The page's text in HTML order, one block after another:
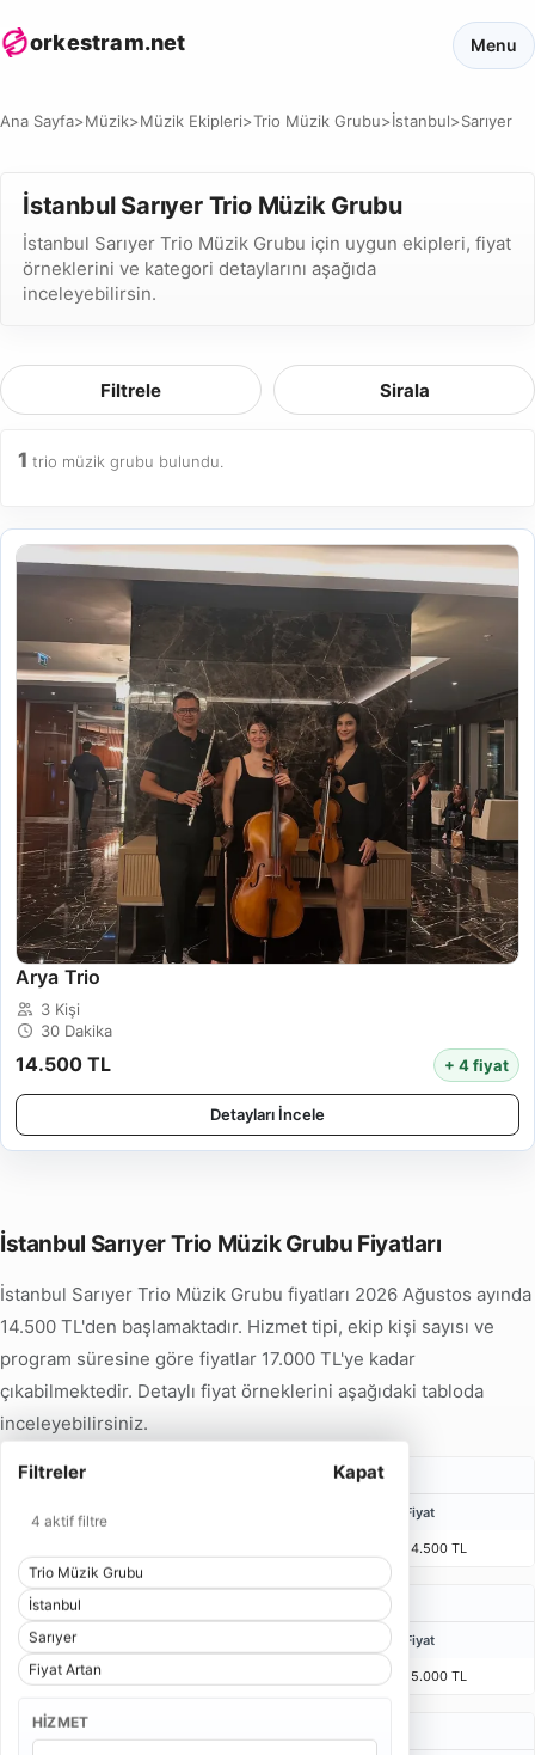
orkestram.net Menu
Ana Sayfa>Müzik>Müzik Ekipleri>Trio Müzik Grubu>İstanbul>Sarıyer
İstanbul Sarıyer Trio Müzik Grubu
İstanbul Sarıyer Trio Müzik Grubu için uygun ekipleri, fiyat
örneklerini ve kategori detaylarını aşağıda
inceleyebilirsin.
Filtreler Kapat
4 aktif filtre
Trio Müzik Grubu
İstanbul
Sarıyer
Fiyat Artan
HIZMET
Filtrele Sirala
1 trio müzik grubu bulundu.
Arya Trio
3 Kişi
30 Dakika
14.500 TL + 4 fiyat
Detayları İncele
İstanbul Sarıyer Trio Müzik Grubu Fiyatları
İstanbul Sarıyer Trio Müzik Grubu fiyatları 2026 Ağustos ayında
14.500 TL'den başlamaktadır. Hizmet tipi, ekip kişi sayısı ve
program süresine göre fiyatlar 17.000 TL'ye kadar
çıkabilmektedir. Detaylı fiyat örneklerini aşağıdaki tabloda
inceleyebilirsiniz.
Karşılama Trio Müzik Grubu Fiyatları
Fiyat
14.500 TL
Düğün Trio Müzik Grubu Fiyatları
Kişi Fiyat
3 Kişi 15.000 TL
Özel Davet Trio Müzik Grubu Fiyatları